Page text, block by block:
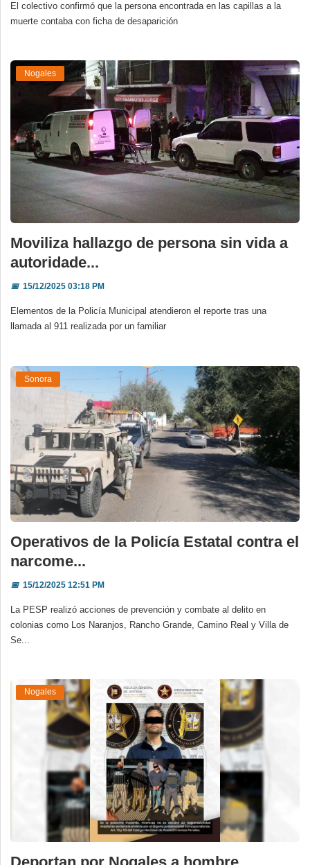
El colectivo confirmó que la persona encontrada en las capillas a la
muerte contaba con ficha de desaparición
Nogales
Moviliza hallazgo de persona sin vida a
autoridade...
📅15/12/2025 03:18 PM
Elementos de la Policía Municipal atendieron el reporte tras una
llamada al 911 realizada por un familiar
Sonora
Operativos de la Policía Estatal contra el
narcome...
📅15/12/2025 12:51 PM
La PESP realizó acciones de prevención y combate al delito en
colonias como Los Naranjos, Rancho Grande, Camino Real y Villa de
Se...
Nogales